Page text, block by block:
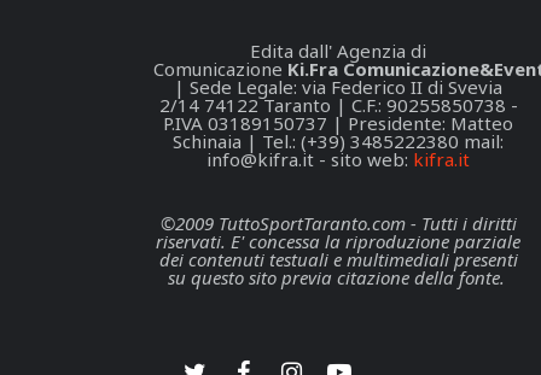
Edita dall' Agenzia di
Comunicazione Ki.Fra
| Sede Legale: via Federico II di Svevia
2/14 74122 Taranto | C.F.: 90255850738 -
P.IVA 03189150737 | Presidente: Matteo
Schinaia | Tel.: (+39) 3485222380 mail:
info@kifra.it - sito web: kifra.it
©2009 TuttoSportTaranto.com - Tutti i diritti
riservati. E' concessa la riproduzione parziale
dei contenuti testuali e multimediali presenti
su questo sito previa citazione della fonte.